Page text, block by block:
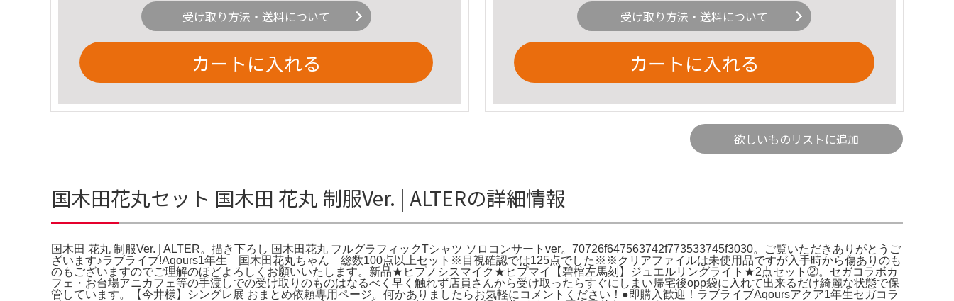
受け取り方法・送料について
カートに入れる
受け取り方法・送料について
カートに入れる
欲しいものリストに追加
国木田花丸セット 国木田 花丸 制服Ver. | ALTERの詳細情報
国木田 花丸 制服Ver. | ALTER。描き下ろし 国木田花丸 フルグラフィックTシャツ ソロコンサートver。70726f647563742f773533745f3030。ご覧いただきありがとうご
ざいます♪ラブライブ!Aqours1年生 国木田花丸ちゃん 総数100点以上セット※目視確認では125点でした※※クリアファイルは未使用品ですが入手時から傷ありのも
のもございますのでご理解のほどよろしくお願いいたします。新品★ヒプノシスマイク★ヒプマイ【碧棺左馬刻】ジュエルリングライト★2点セット②。セガコラボカ
フェ・お台場アニカフェ等の手渡しでの受け取りのものはなるべく早く触れず店員さんから受け取ったらすぐにしまい帰宅後opp袋に入れて出来るだけ綺麗な状態で保
管しています。【今井様】シングレ展 おまとめ依頼専用ページ。何かありましたらお気軽にコメントください！●即購入歓迎！ラブライブAqoursアクア1年生セガコラ